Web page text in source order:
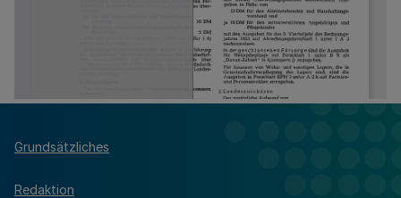
Grundsätzliches
Redaktion